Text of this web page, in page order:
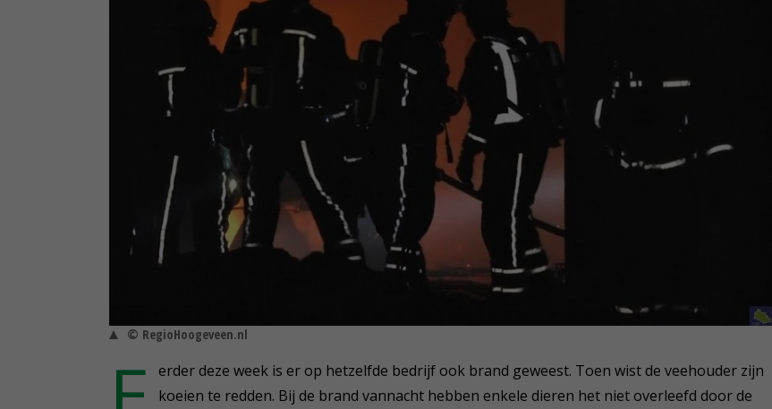
© RegioHoogeveen.nl
erder deze week is er op hetzelfde bedrijf ook brand geweest. Toen wist de veehouder zijn
koeien te redden. Bij de brand vannacht hebben enkele dieren het niet overleefd door de